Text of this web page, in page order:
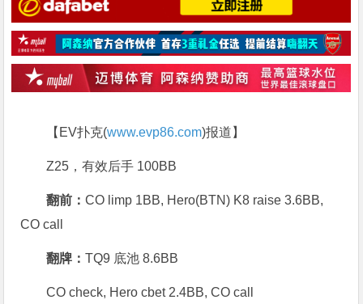
【EV扑克(www.evp86.com)报道】
Z25，有效后手 100BB
翻前：CO limp 1BB, Hero(BTN) K8 raise 3.6BB,
CO call
翻牌：TQ9 底池 8.6BB
CO check, Hero cbet 2.4BB, CO call